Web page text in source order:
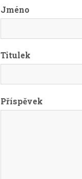
Jméno
Titulek
Příspěvek